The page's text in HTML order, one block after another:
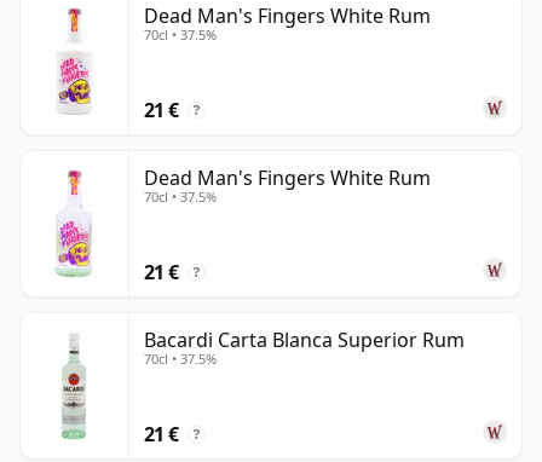
Dead Man's Fingers White Rum
70cl • 37.5%
21 € ?
Dead Man's Fingers White Rum
70cl • 37.5%
21 € ?
Bacardi Carta Blanca Superior Rum
70cl • 37.5%
21 € ?